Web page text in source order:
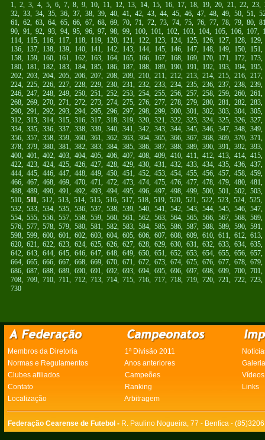
1, 2, 3, 4, 5, 6, 7, 8, 9, 10, 11, 12, 13, 14, 15, 16, 17, 18, 19, 20, 21, 22, 23,
32, 33, 34, 35, 36, 37, 38, 39, 40, 41, 42, 43, 44, 45, 46, 47, 48, 49, 50, 51,
61, 62, 63, 64, 65, 66, 67, 68, 69, 70, 71, 72, 73, 74, 75, 76, 77, 78, 79, 80,
90, 91, 92, 93, 94, 95, 96, 97, 98, 99, 100, 101, 102, 103, 104, 105, 106, 107,
114, 115, 116, 117, 118, 119, 120, 121, 122, 123, 124, 125, 126, 127, 128, 129
136, 137, 138, 139, 140, 141, 142, 143, 144, 145, 146, 147, 148, 149, 150, 151
158, 159, 160, 161, 162, 163, 164, 165, 166, 167, 168, 169, 170, 171, 172, 173
180, 181, 182, 183, 184, 185, 186, 187, 188, 189, 190, 191, 192, 193, 194, 195
202, 203, 204, 205, 206, 207, 208, 209, 210, 211, 212, 213, 214, 215, 216, 217
224, 225, 226, 227, 228, 229, 230, 231, 232, 233, 234, 235, 236, 237, 238, 239
246, 247, 248, 249, 250, 251, 252, 253, 254, 255, 256, 257, 258, 259, 260, 261
268, 269, 270, 271, 272, 273, 274, 275, 276, 277, 278, 279, 280, 281, 282, 283
290, 291, 292, 293, 294, 295, 296, 297, 298, 299, 300, 301, 302, 303, 304, 305
312, 313, 314, 315, 316, 317, 318, 319, 320, 321, 322, 323, 324, 325, 326, 327
334, 335, 336, 337, 338, 339, 340, 341, 342, 343, 344, 345, 346, 347, 348, 349
356, 357, 358, 359, 360, 361, 362, 363, 364, 365, 366, 367, 368, 369, 370, 371
378, 379, 380, 381, 382, 383, 384, 385, 386, 387, 388, 389, 390, 391, 392, 393
400, 401, 402, 403, 404, 405, 406, 407, 408, 409, 410, 411, 412, 413, 414, 415
422, 423, 424, 425, 426, 427, 428, 429, 430, 431, 432, 433, 434, 435, 436, 437
444, 445, 446, 447, 448, 449, 450, 451, 452, 453, 454, 455, 456, 457, 458, 459
466, 467, 468, 469, 470, 471, 472, 473, 474, 475, 476, 477, 478, 479, 480, 481
488, 489, 490, 491, 492, 493, 494, 495, 496, 497, 498, 499, 500, 501, 502, 503
510, 511, 512, 513, 514, 515, 516, 517, 518, 519, 520, 521, 522, 523, 524, 525,
532, 533, 534, 535, 536, 537, 538, 539, 540, 541, 542, 543, 544, 545, 546, 547
554, 555, 556, 557, 558, 559, 560, 561, 562, 563, 564, 565, 566, 567, 568, 569
576, 577, 578, 579, 580, 581, 582, 583, 584, 585, 586, 587, 588, 589, 590, 591
598, 599, 600, 601, 602, 603, 604, 605, 606, 607, 608, 609, 610, 611, 612, 613
620, 621, 622, 623, 624, 625, 626, 627, 628, 629, 630, 631, 632, 633, 634, 635
642, 643, 644, 645, 646, 647, 648, 649, 650, 651, 652, 653, 654, 655, 656, 657
664, 665, 666, 667, 668, 669, 670, 671, 672, 673, 674, 675, 676, 677, 678, 679
686, 687, 688, 689, 690, 691, 692, 693, 694, 695, 696, 697, 698, 699, 700, 701
708, 709, 710, 711, 712, 713, 714, 715, 716, 717, 718, 719, 720, 721, 722, 723
730
Membros da Diretoria 1ª Divisão 2011
Normas e Regulamentos
Anos anteriores
Clubes afiliados
Campeões
Vídeos
Contato
Ranking
Links
Localização
Arbitragem
Federação Cearense de Futebol - R. Paulino Nogueira, 77 - Benfica -